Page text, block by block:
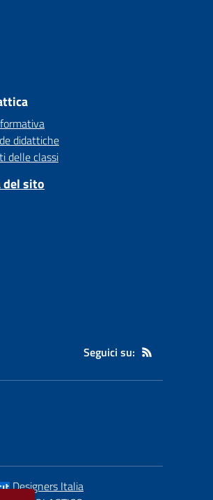
didattiche
delle classi
del sito
Seguici su:
Designers Italia